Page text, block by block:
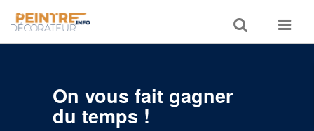
Toggle
search
Toggle
On vous fait gagner
du temps !